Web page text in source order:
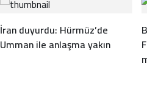
İran duyurdu: Hürmüz’de
Umman ile anlaşma yakın